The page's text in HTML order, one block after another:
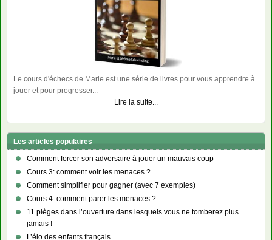
Le cours d'échecs de Marie est une série de livres pour vous apprendre à
jouer et pour progresser...
Lire la suite...
Les articles populaires
Comment forcer son adversaire à jouer un mauvais coup
Cours 3: comment voir les menaces ?
Comment simplifier pour gagner (avec 7 exemples)
Cours 4: comment parer les menaces ?
11 pièges dans l’ouverture dans lesquels vous ne tomberez plus
jamais !
L’élo des enfants français